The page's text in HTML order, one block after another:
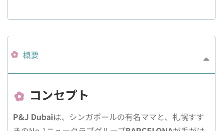
概要
コンセプト
P&J Dubaiは、シンガポールの有名ママと、札幌すす